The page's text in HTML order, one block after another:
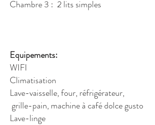
Chambre 3 : 2 lits simples
Equipements:
WIFI
Climatisation
Lave-vaisselle, four, réfrigérateur,
grille-pain, machine à café dolce gusto
Lave-linge